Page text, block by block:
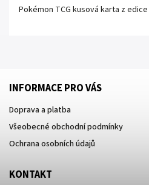
Pokémon TCG kusová karta z edice
INFORMACE PRO VÁS
Doprava a platba
Všeobecné obchodní podmínky
Ochrana osobních údajů
KONTAKT